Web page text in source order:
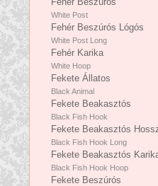
White Post
Fehér Beszúrós Lógós
White Post Long
Fehér Karika
White Hoop
Fekete Állatos
Black Animal
Fekete Beakasztós
Black Fish Hook
Fekete Beakasztós
Black Fish Hook Long
Fekete Beakasztós
Black Fish Hook Hoop
Fekete Beszúrós